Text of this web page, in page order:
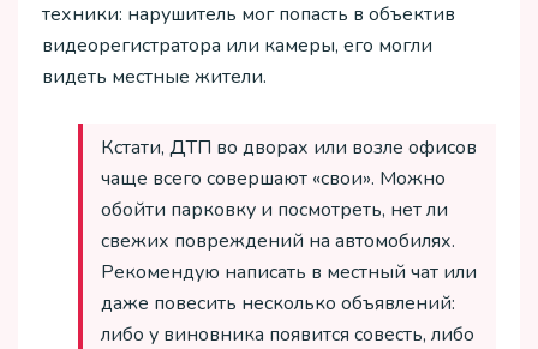
техники: нарушитель мог попасть в объектив
видеорегистратора или камеры, его могли
видеть местные жители.
Кстати, ДТП во дворах или возле офисов
чаще всего совершают «свои». Можно
обойти парковку и посмотреть, нет ли
свежих повреждений на автомобилях.
Рекомендую написать в местный чат или
даже повесить несколько объявлений:
либо у виновника появится совесть, либо